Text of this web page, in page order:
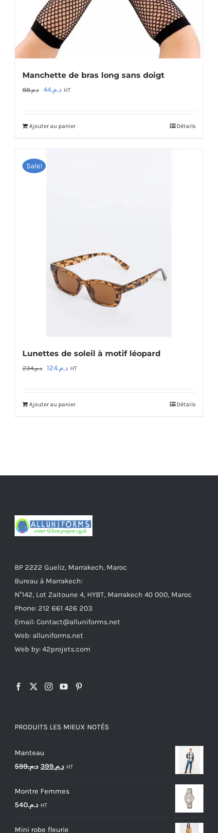
Manchette de bras long sans doigt
د.م.88
Le
était :
د.م.44
Le
est :
HT
Ajouter au panier Détails
Sale!
Lunettes de soleil à motif léopard
د.م.234
Le
était :
د.م.124
Le
est :
HT
Ajouter au panier Détails
BP 2222 Gueliz, Marrakech, Maroc
Bureau à Marrakech:
N°142, Lot Zaitoune 4, HYBT, Marrakech 40 000, Maroc
Phone: 212 661 426 203
Email: Contact@alluniforms.net
Web: alluniforms.net
Web by: 42projets.com
PRODUITS LES MIEUX NOTÉS
Manteau
د.م.599
Le
initial
était :
د.م.399
Le
actuel
HT
Montre Femmes
د.م.540 HT
Mini robe fleurie